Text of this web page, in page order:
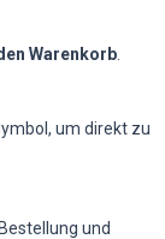
Warenkorb
um direkt zu
und